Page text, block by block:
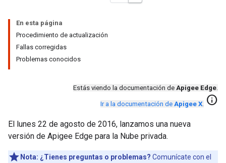
En esta página
Procedimiento de actualización
Fallas corregidas
Problemas conocidos
Estás viendo la documentación de Apigee Edge.
Ir a la documentación de Apigee X. info
El lunes 22 de agosto de 2016, lanzamos una nueva
versión de Apigee Edge para la Nube privada.
Nota: ¿Tienes preguntas o problemas? Comunícate con el